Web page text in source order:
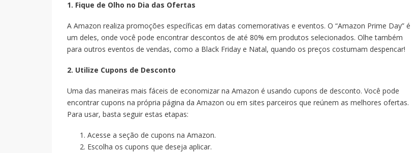
1. Fique de Olho no Dia das Ofertas
A Amazon realiza promoções específicas em datas comemorativas e eventos. O “Amazon Prime Day” é
um deles, onde você pode encontrar descontos de até 80% em produtos selecionados. Olhe também
para outros eventos de vendas, como a Black Friday e Natal, quando os preços costumam despencar!
2. Utilize Cupons de Desconto
Uma das maneiras mais fáceis de economizar na Amazon é usando cupons de desconto. Você pode
encontrar cupons na própria página da Amazon ou em sites parceiros que reúnem as melhores ofertas.
Para usar, basta seguir estas etapas:
Acesse a seção de cupons na Amazon.
Escolha os cupons que deseja aplicar.